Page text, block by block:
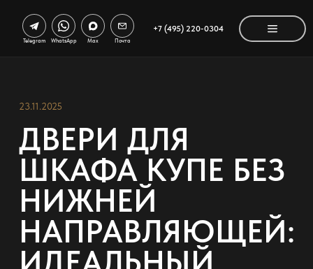
+7 (495) 220-0304
Telegram WhatsApp Max Почта
23.11.2025
ДВЕРИ ДЛЯ
ШКАФА КУПЕ БЕЗ
НИЖНЕЙ
НАПРАВЛЯЮЩЕЙ: